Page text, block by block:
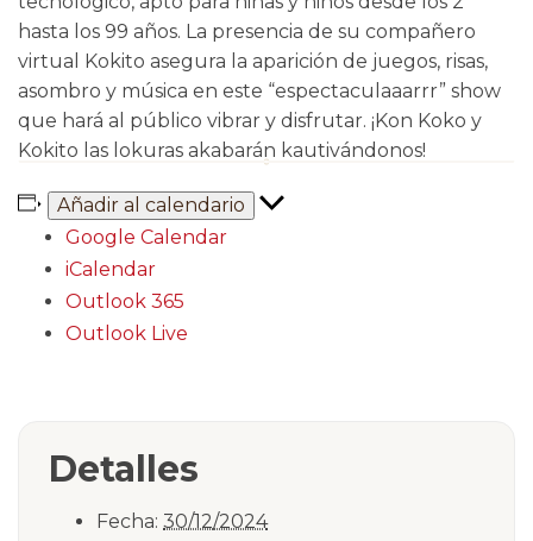
hasta los 99 años. La presencia de su compañero
virtual Kokito asegura la aparición de juegos, risas,
asombro y música en este “espectaculaaarrr” show
que hará al público vibrar y disfrutar. ¡Kon Koko y
Kokito las lokuras akabarán kautivándonos!
Añadir al calendario
Google Calendar
iCalendar
Outlook 365
Outlook Live
Detalles
Fecha: 30/12/2024